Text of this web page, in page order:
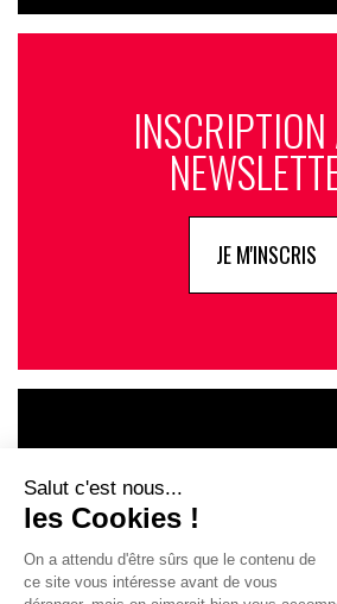
JE M'INSCRIS
INFLUENCIA